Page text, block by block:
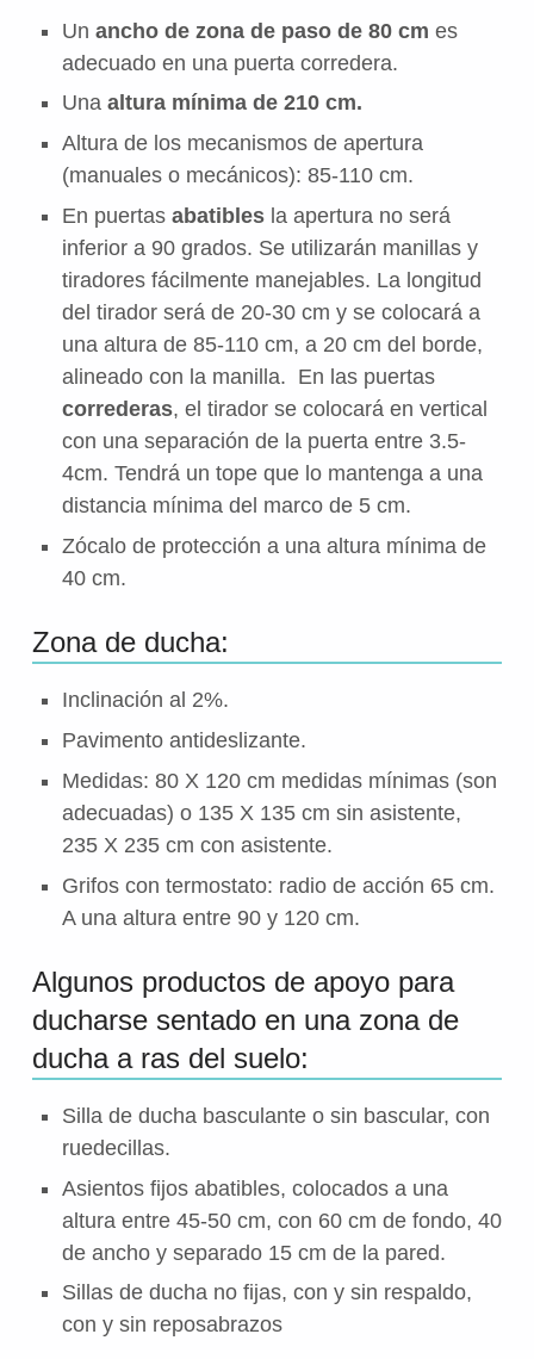
Un ancho de zona de paso de 80 cm es
adecuado en una puerta corredera.
Una altura mínima de 210 cm.
Altura de los mecanismos de apertura
(manuales o mecánicos): 85-110 cm.
En puertas abatibles la apertura no será
inferior a 90 grados. Se utilizarán manillas y
tiradores fácilmente manejables. La longitud
del tirador será de 20-30 cm y se colocará a
una altura de 85-110 cm, a 20 cm del borde,
alineado con la manilla. En las puertas
correderas, el tirador se colocará en vertical
con una separación de la puerta entre 3.5-
4cm. Tendrá un tope que lo mantenga a una
distancia mínima del marco de 5 cm.
Zócalo de protección a una altura mínima de
40 cm.
Zona de ducha:
Inclinación al 2%.
Pavimento antideslizante.
Medidas: 80 X 120 cm medidas mínimas (son
adecuadas) o 135 X 135 cm sin asistente,
235 X 235 cm con asistente.
Grifos con termostato: radio de acción 65 cm.
A una altura entre 90 y 120 cm.
Algunos productos de apoyo para
ducharse sentado en una zona de
ducha a ras del suelo:
Silla de ducha basculante o sin bascular, con
ruedecillas.
Asientos fijos abatibles, colocados a una
altura entre 45-50 cm, con 60 cm de fondo, 40
de ancho y separado 15 cm de la pared.
Sillas de ducha no fijas, con y sin respaldo,
con y sin reposabrazos